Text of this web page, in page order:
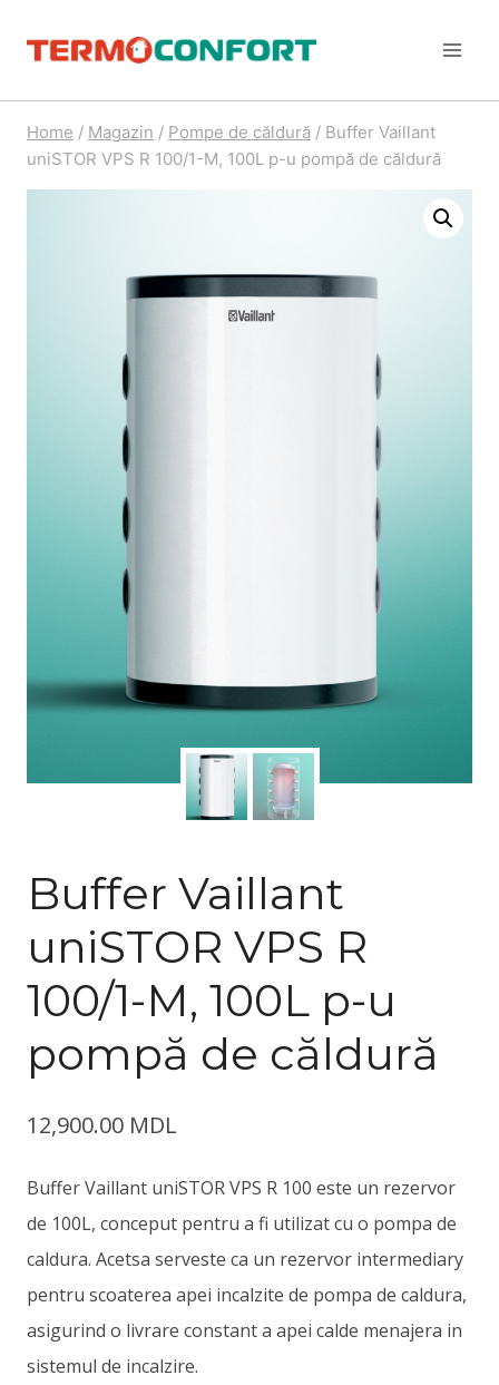
Home / Magazin / Pompe de căldură / Buffer Vaillant
uniSTOR VPS R 100/1-M, 100L p-u pompă de căldură
Buffer Vaillant
uniSTOR VPS R
100/1-M, 100L p-u
pompă de căldură
12,900.00 MDL
Buffer Vaillant uniSTOR VPS R 100 este un rezervor
de 100L, conceput pentru a fi utilizat cu o pompa de
caldura. Acetsa serveste ca un rezervor intermediary
pentru scoaterea apei incalzite de pompa de caldura,
asigurind o livrare constant a apei calde menajera in
sistemul de incalzire.